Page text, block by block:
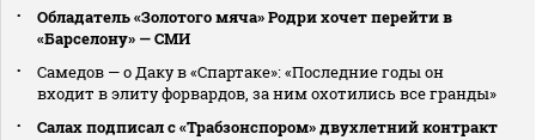
Обладатель «Золотого мяча» Родри хочет перейти в
«Барселону» — СМИ
Самедов — о Даку в «Спартаке»: «Последние годы он
входит в элиту форвардов, за ним охотились все гранды»
Салах подписал с «Трабзонспором» двухлетний контракт